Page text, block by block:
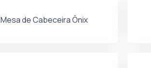
Mesa de Cabeceira Ônix